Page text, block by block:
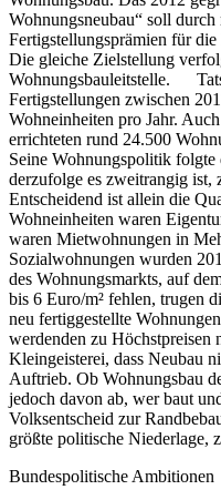
Wohnungsneubau“ soll
Fertigstellungsprämien für
Die gleiche Zielstellung
Wohnungsbauleitstelle.
Fertigstellungen zwischen
Wohneinheiten pro Jahr.
errichteten rund 24.500
Seine Wohnungspolitik folgte
derzufolge es zweitrangig
Entscheidend ist allein die
Wohneinheiten waren
waren Mietwohnungen in
Sozialwohnungen wurden
des Wohnungsmarkts, auf
bis 6 Euro/m² fehlen, trugen
neu fertiggestellte
werdenden zu Höchstpreisen
Kleingeisterei, dass Neubau
Auftrieb. Ob Wohnungsbau
jedoch davon ab, wer baut
Volksentscheid zur
größte politische
Bundespolitische